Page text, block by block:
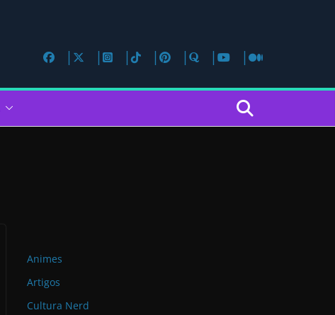
Animes
Artigos
Cultura Nerd